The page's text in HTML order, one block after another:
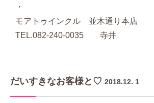
・
モアトゥインクル 並木通り本店
TEL.082-240-0035 寺井
だいすきなお客様と♡ 2018.12. 1